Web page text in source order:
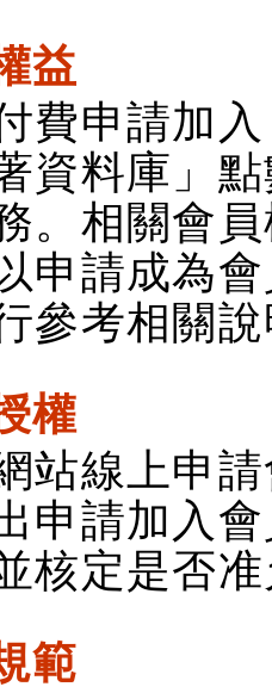
益
費申請加
著資料庫」
。相關會
申請成為
參考相關
權
站線上申
申請加入
核定是否
範